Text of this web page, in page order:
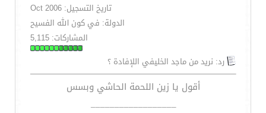
تاريخ التسجيل: Oct 2006
الدولة: في كون الله الفسيح
المشاركات: 5,115
رد: نريد من ماجد الخليفي اللإفادة ؟
أقول يا زين اللحمة الحاشي وبسس
__________________